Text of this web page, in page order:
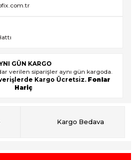
GÜN KARGO
verilen siparişler aynı gün kargoda.
Kargo Ücretsiz. Fonlar
Hariç
Kargo Bedava